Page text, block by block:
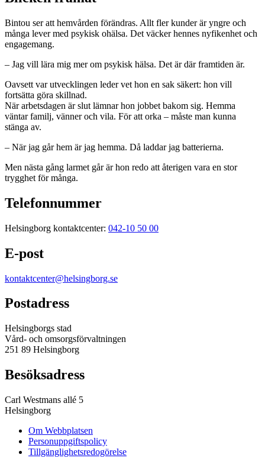
Bintou ser att hemvården förändras. Allt fler kunder är yngre och
många lever med psykisk ohälsa. Det väcker hennes nyfikenhet och
engagemang.
– Jag vill lära mig mer om psykisk hälsa. Det är där framtiden är.
Oavsett var utvecklingen leder vet hon en sak säkert: hon vill
fortsätta göra skillnad.
När arbetsdagen är slut lämnar hon jobbet bakom sig. Hemma
väntar familj, vänner och vila. För att orka – måste man kunna
stänga av.
– När jag går hem är jag hemma. Då laddar jag batterierna.
Men nästa gång larmet går är hon redo att återigen vara en stor
trygghet för många.
Telefonnummer
Helsingborg kontaktcenter: 042-10 50 00
E-post
kontaktcenter@helsingborg.se
Postadress
Helsingborgs stad
Vård- och omsorgsförvaltningen
251 89 Helsingborg
Besöksadress
Carl Westmans allé 5
Helsingborg
Om Webbplatsen
Personuppgiftspolicy
Tillgänglighetsredogörelse